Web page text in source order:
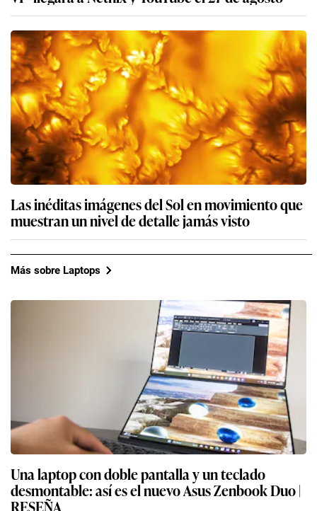
Las inéditas imágenes del Sol en movimiento que
muestran un nivel de detalle jamás visto
Más sobre Laptops
Una laptop con doble pantalla y un teclado
desmontable: así es el nuevo Asus Zenbook Duo |
RESEÑA